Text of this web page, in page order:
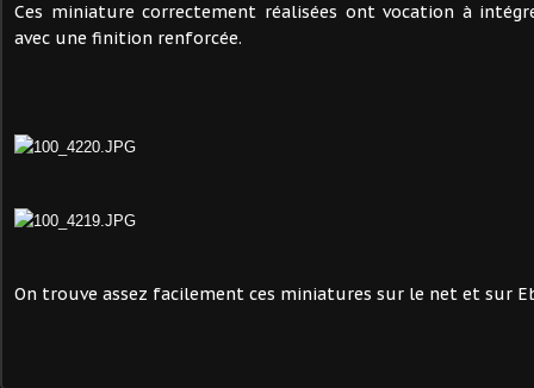
Ces miniature correctement réalisées ont vocation à
avec une finition renforcée.
On trouve assez facilement ces miniatures sur le net et sur